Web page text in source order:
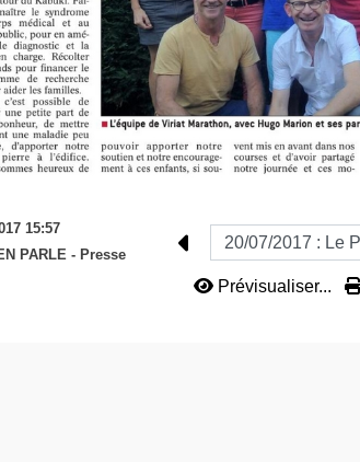
15:57
PARLE - Presse
Prévisualiser...